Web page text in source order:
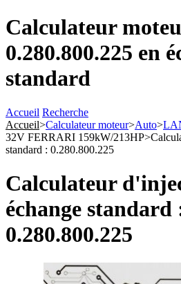
Calculateur
0.280.800.225 en
standard
Accueil Recherche
Accueil>Calculateur moteur>Auto>
32V FERRARI 159kW/213HP>
standard : 0.280.800.225
Calculateur
échange standard
0.280.800.225